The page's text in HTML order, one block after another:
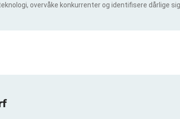
overvåke konkurrenter og identifisere dårlige